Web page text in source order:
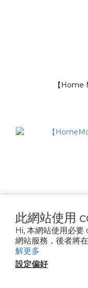
此網站使用
Hi, 本網站使用必
網站服務，後者將
解更多
設定偏好
【Home